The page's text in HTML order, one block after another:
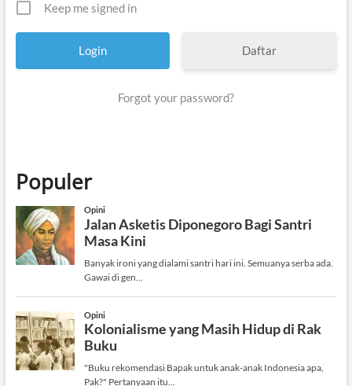
Keep me signed in
Daftar
Forgot your password?
Populer